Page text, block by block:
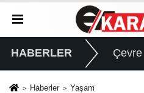
HABERLER Çevre
Haberler Yaşam